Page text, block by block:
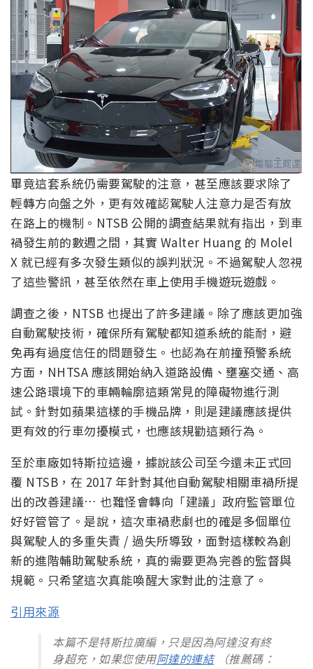
畢竟這套系統仍需要駕駛的注意，甚至應該要求除了
輕轉方向盤之外，更有效確認駕駛人注意力是否有放
在路上的機制。NTSB 公開的調查結果就有指出，到車
禍發生前的數週之間，其實 Walter Huang 的 Molel
X 就已經有多次發生類似的誤判狀況。不過駕駛人忽視
了這些警訊，甚至依然在車上使用手機遊玩遊戲。
調查之後，NTSB 也提出了許多建議。除了應該更加強
自動駕駛技術，確保所有駕駛都知道系統的能耐，避
免再有過度信任的問題發生。也認為在前撞預警系統
方面，NHTSA 應該開始納入道路設備、壅塞交通、高
速公路環境下的車輛輪廓這類常見的障礙物進行測
試。針對如蘋果這樣的手機品牌，則是建議應該提供
更有效的行車勿擾模式，也應該規勸這類行為。
至於車廠如特斯拉這邊，據說該公司至今還未正式回
覆 NTSB，在 2017 年針對其他自動駕駛相關車禍所提
出的改善建議… 也難怪會轉向「建議」政府監管單位
好好管管了。是說，這次車禍悲劇也的確是多個單位
與駕駛人的多重失責 / 過失所導致，面對這樣較為創
新的進階輔助駕駛系統，真的需要更為完善的監督與
規範。只希望這次真能喚醒大家對此的注意了。
引用來源
本篇不是特斯拉廣編，只是因為阿達沒有終
身超充，如果您使用阿達的連結（推薦碼：